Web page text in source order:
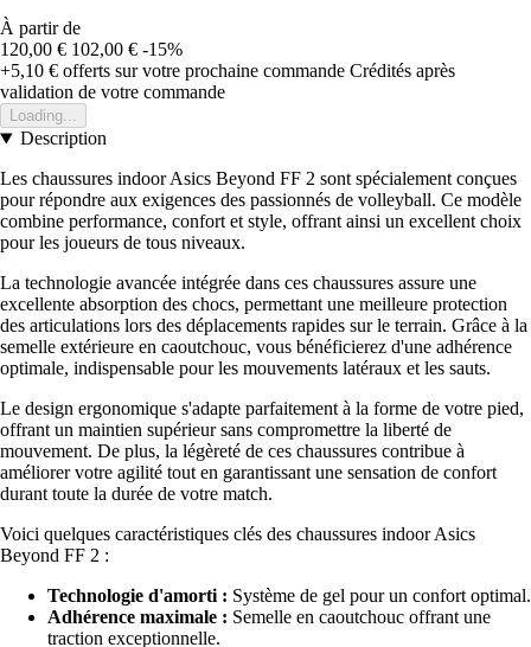
À partir de
120,00 € 102,00 € -15%
+5,10 € offerts sur votre prochaine commande Crédités après
validation de votre commande
Loading...
Description
Les chaussures indoor Asics Beyond FF 2 sont spécialement conçues
pour répondre aux exigences des passionnés de volleyball. Ce modèle
combine performance, confort et style, offrant ainsi un excellent choix
pour les joueurs de tous niveaux.
La technologie avancée intégrée dans ces chaussures assure une
excellente absorption des chocs, permettant une meilleure protection
des articulations lors des déplacements rapides sur le terrain. Grâce à la
semelle extérieure en caoutchouc, vous bénéficierez d'une adhérence
optimale, indispensable pour les mouvements latéraux et les sauts.
Le design ergonomique s'adapte parfaitement à la forme de votre pied,
offrant un maintien supérieur sans compromettre la liberté de
mouvement. De plus, la légèreté de ces chaussures contribue à
améliorer votre agilité tout en garantissant une sensation de confort
durant toute la durée de votre match.
Voici quelques caractéristiques clés des chaussures indoor Asics
Beyond FF 2 :
Technologie d'amorti : Système de gel pour un confort optimal.
Adhérence maximale : Semelle en caoutchouc offrant une
traction exceptionnelle.